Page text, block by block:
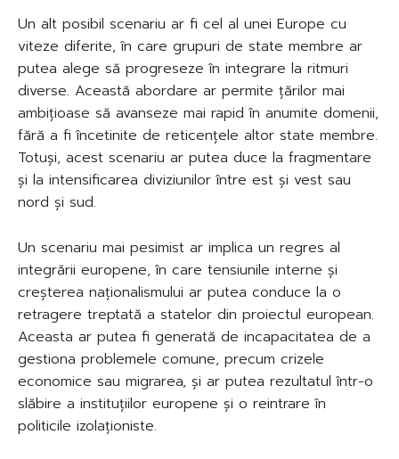
Un alt posibil scenariu ar fi cel al unei Europe cu
viteze diferite, în care grupuri de state membre ar
putea alege să progreseze în integrare la ritmuri
diverse. Această abordare ar permite țărilor mai
ambițioase să avanseze mai rapid în anumite domenii,
fără a fi încetinite de reticențele altor state membre.
Totuși, acest scenariu ar putea duce la fragmentare
și la intensificarea diviziunilor între est și vest sau
nord și sud.
Un scenariu mai pesimist ar implica un regres al
integrării europene, în care tensiunile interne și
creșterea naționalismului ar putea conduce la o
retragere treptată a statelor din proiectul european.
Aceasta ar putea fi generată de incapacitatea de a
gestiona problemele comune, precum crizele
economice sau migrarea, și ar putea rezultatul într-o
slăbire a instituțiilor europene și o reintrare în
politicile izolaționiste.